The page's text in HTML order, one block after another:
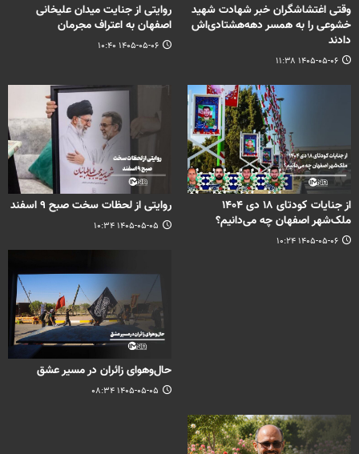
وقتی اغتشاشگران خبر شهادت شهید
خشوعی را به همسر دهه‌هشتادی‌اش
دادند
۱۴۰۵-۰۵-۰۶ ۱۱:۳۸
روایتی از جنایت میدان علیخانی
اصفهان به اعتراف مجرمان
۱۴۰۵-۰۵-۰۶ ۱۰:۴۰
از جنایات کودتای ۱۸ دی‌ ۱۴۰۴
ملک‌شهر اصفهان چه می‌دانیم؟
۱۴۰۵-۰۵-۰۶ ۱۰:۲۴
روایتی از لحظات سخت صبح ۹ اسفند
۱۴۰۵-۰۵-۰۵ ۱۰:۳۴
حال‌وهوای زائران در مسیر عشق
۱۴۰۵-۰۵-۰۵ ۰۸:۳۴